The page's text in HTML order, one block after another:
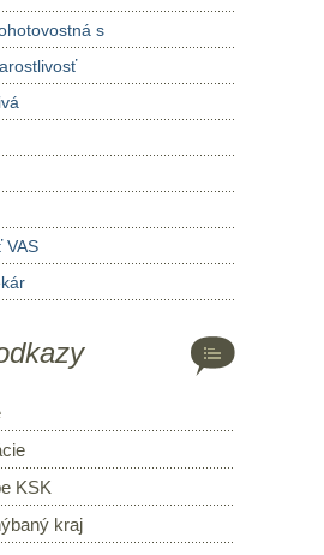
s
VAS
KSK
kraj